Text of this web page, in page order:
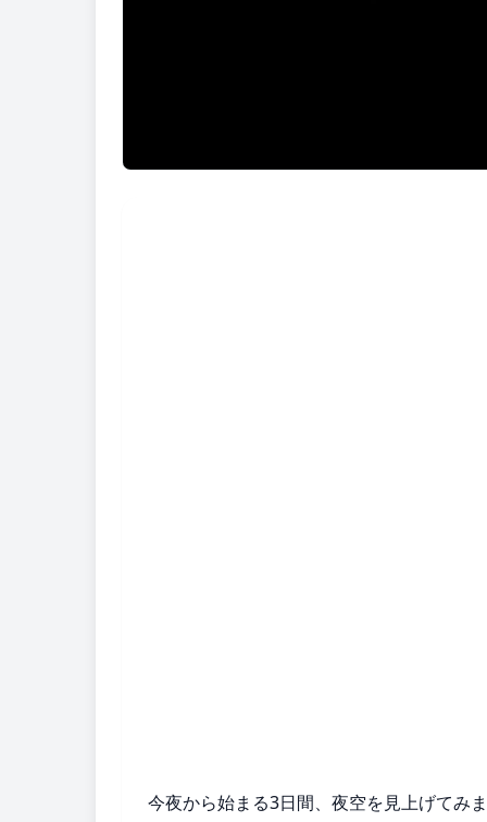
今夜から始まる3日間、夜空を見上げてみ